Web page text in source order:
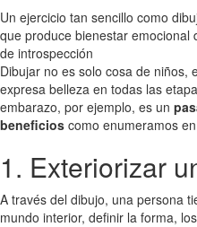
Un ejercicio tan sencillo como
que produce bienestar
de introspección
Dibujar no es solo cosa de niños,
expresa belleza en todas las
embarazo, por ejemplo, es un
beneficios como enumeramos
1. Exteriorizar
A través del dibujo, una persona
mundo interior, definir la forma,